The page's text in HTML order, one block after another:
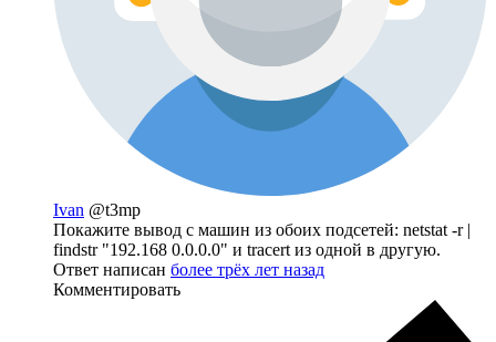
Ivan @t3mp
Покажите вывод с машин из обоих подсетей: netstat -r |
findstr "192.168 0.0.0.0" и tracert из одной в другую.
Ответ написан более трёх лет назад
Комментировать